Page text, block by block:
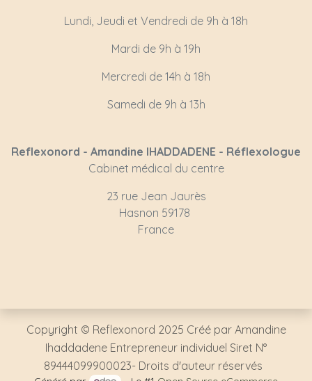
Lundi, Jeudi et Vendredi de 9h à 18h
Mardi de 9h à 19h
Mercredi de 14h à 18h
Samedi de 9h à 13h
Reflexonord - Amandine IHADDADENE - Réflexologue
Cabinet médical du centre
23 rue Jean Jaurès
Hasnon 59178
France
Copyright © Reflexonord 2025 Créé par Amandine
Ihaddadene Entrepreneur individuel Siret N°
89444099900023- Droits d'auteur réservés